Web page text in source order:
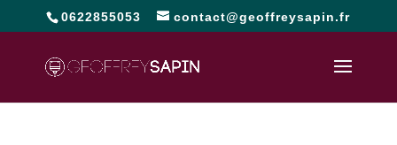
0622855053 contact@geoffreysapin.fr